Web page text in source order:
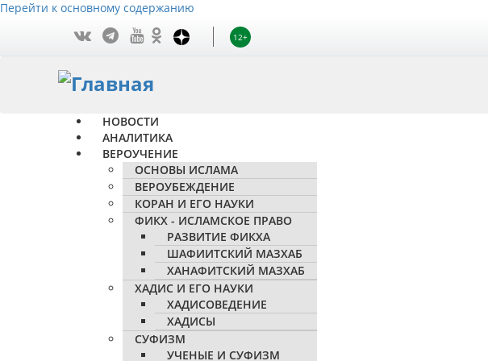
Перейти к основному содержанию
12+
НОВОСТИ
АНАЛИТИКА
ВЕРОУЧЕНИЕ
ОСНОВЫ ИСЛАМА
ВЕРОУБЕЖДЕНИЕ
КОРАН И ЕГО НАУКИ
ФИКХ - ИСЛАМСКОЕ ПРАВО
РАЗВИТИЕ ФИКХА
ШАФИИТСКИЙ МАЗХАБ
ХАНАФИТСКИЙ МАЗХАБ
ХАДИС И ЕГО НАУКИ
ХАДИСОВЕДЕНИЕ
ХАДИСЫ
СУФИЗМ
УЧЕНЫЕ И СУФИЗМ